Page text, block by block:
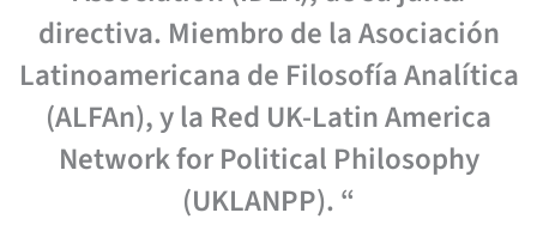
directiva. Miembro de la Asociación
Latinoamericana de Filosofía Analítica
(ALFAn), y la Red UK-Latin America
Network for Political Philosophy
(UKLANPP). “